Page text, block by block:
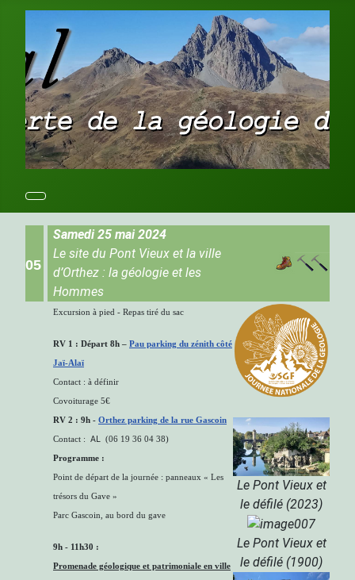
05
Samedi 25 mai 2024
Le site du Pont Vieux et la ville
d’Orthez : la géologie et les
Hommes
Excursion à pied - Repas tiré du sac
RV 1 : Départ 8h – Pau parking du zénith côté
Jaï-Alaï
Contact : à définir
Covoiturage 5€
RV 2 : 9h - Orthez parking de la rue Gascoin
Contact : AL (06 19 36 04 38)
Programme :
Point de départ de la journée : panneaux « Les
trésors du Gave »
Parc Gascoin, au bord du gave
9h - 11h30 :
Promenade géologique et patrimoniale en ville
Le Pont Vieux et
le défilé (2023)
Le Pont Vieux et
le défilé (1900)